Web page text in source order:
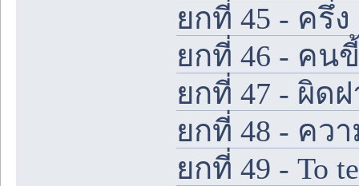
ยกที่ 45 - ครึ่ง
ยกที่ 46 - คน
ยกที่ 47 - ผิด
ยกที่ 48 - คว
ยกที่ 49 - To